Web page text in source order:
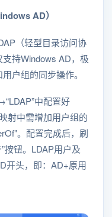
AD）
（轻型目录访问协
持Windows AD，极
户组的同步操作。
中配置好
射中需增加用户组的
。配置完成后，刷
按钮。LDAP用户及
开头，即：AD+原用